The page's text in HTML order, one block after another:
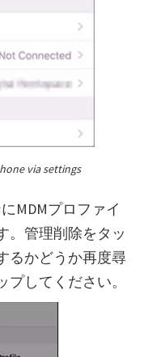
via settings
MDMプロファイ
。管理削除をタッ
るかどうか再度尋
してください。